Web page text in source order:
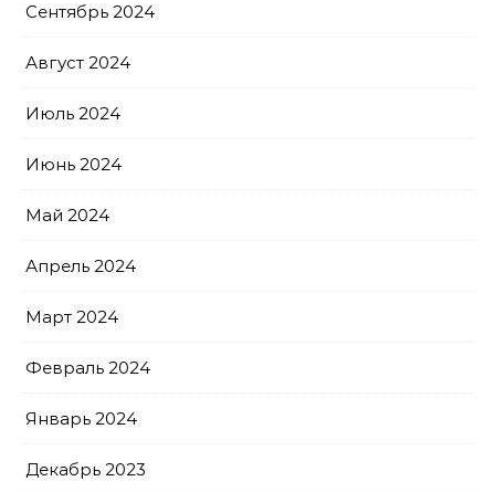
Сентябрь 2024
Август 2024
Июль 2024
Июнь 2024
Май 2024
Апрель 2024
Март 2024
Февраль 2024
Январь 2024
Декабрь 2023